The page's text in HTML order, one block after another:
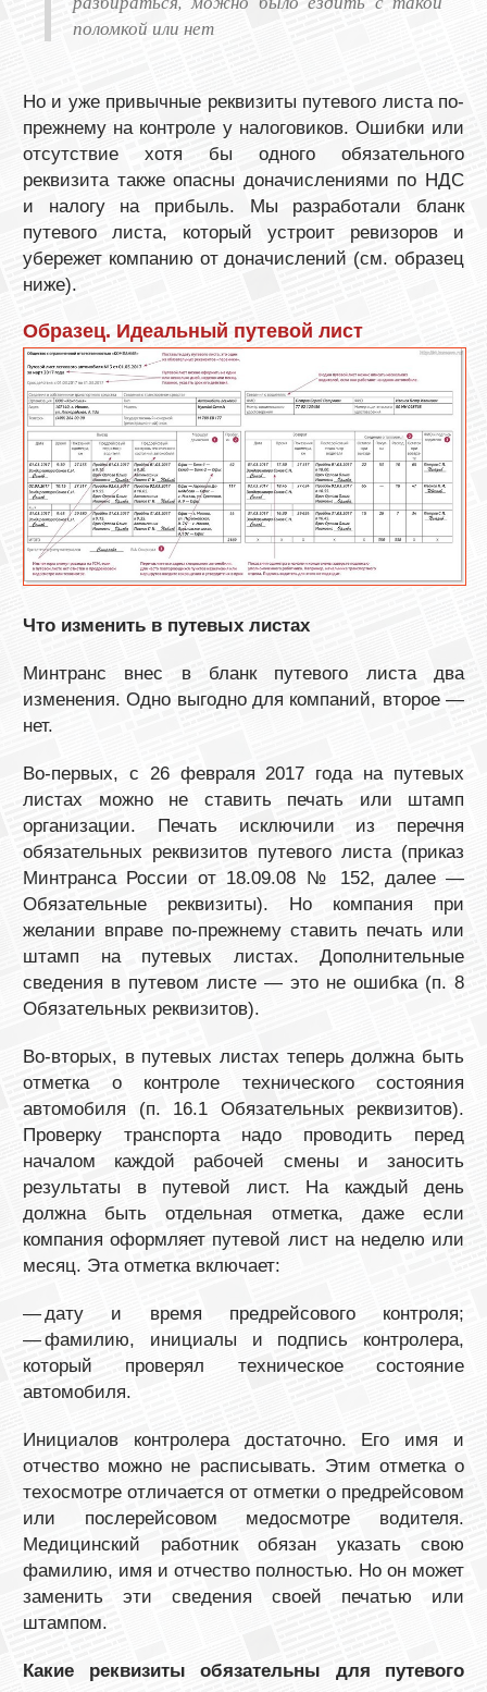
поломкой или нет
Но и уже привычные реквизиты путевого листа по-
прежнему на контроле у налоговиков. Ошибки или
отсутствие хотя бы одного обязательного
реквизита также опасны доначислениями по НДС
и налогу на прибыль. Мы разработали бланк
путевого листа, который устроит ревизоров и
убережет компанию от доначислений (см. образец
ниже).
Образец. Идеальный путевой лист
Что изменить в путевых листах
Минтранс внес в бланк путевого листа два
изменения. Одно выгодно для компаний, второе —
нет.
Во-первых, с 26 февраля 2017 года на путевых
листах можно не ставить печать или штамп
организации. Печать исключили из перечня
обязательных реквизитов путевого листа (приказ
Минтранса России от 18.09.08 № 152, далее —
Обязательные реквизиты). Но компания при
желании вправе по-прежнему ставить печать или
штамп на путевых листах. Дополнительные
сведения в путевом листе — это не ошибка (п. 8
Обязательных реквизитов).
Во-вторых, в путевых листах теперь должна быть
отметка о контроле технического состояния
автомобиля (п. 16.1 Обязательных реквизитов).
Проверку транспорта надо проводить перед
началом каждой рабочей смены и заносить
результаты в путевой лист. На каждый день
должна быть отдельная отметка, даже если
компания оформляет путевой лист на неделю или
месяц. Эта отметка включает:
— дату и время предрейсового контроля;
— фамилию, инициалы и подпись контролера,
который проверял техническое состояние
автомобиля.
Инициалов контролера достаточно. Его имя и
отчество можно не расписывать. Этим отметка о
техосмотре отличается от отметки о предрейсовом
или послерейсовом медосмотре водителя.
Медицинский работник обязан указать свою
фамилию, имя и отчество полностью. Но он может
заменить эти сведения своей печатью или
штампом.
Какие реквизиты обязательны для путевого